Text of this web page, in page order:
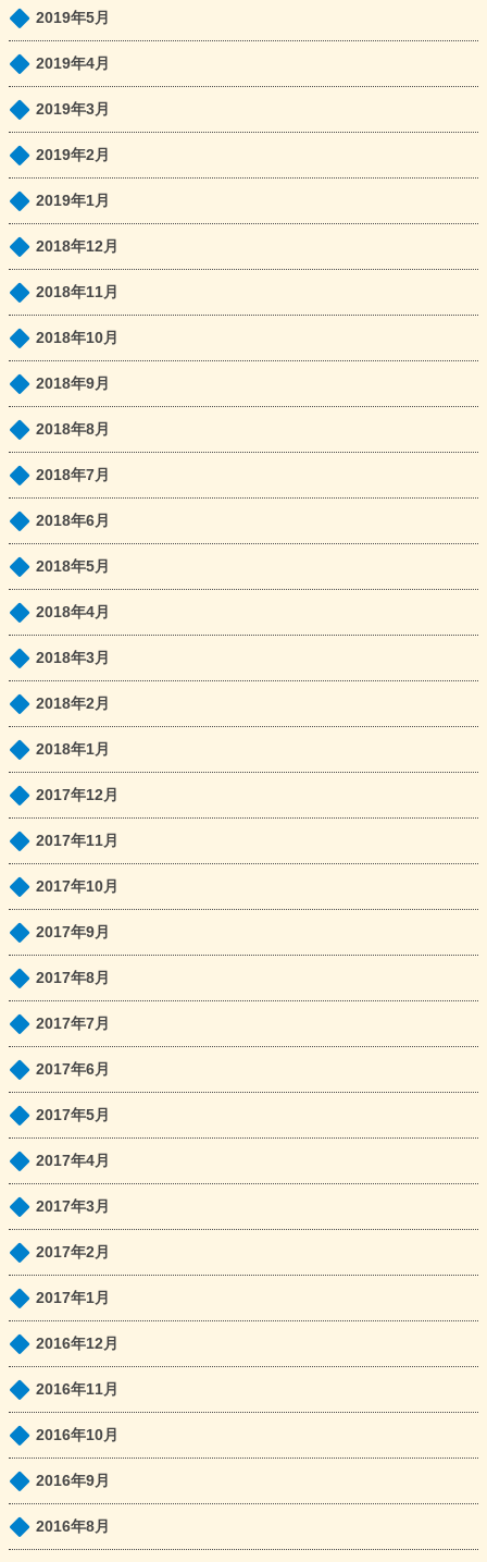
2019年5月
2019年4月
2019年3月
2019年2月
2019年1月
2018年12月
2018年11月
2018年10月
2018年9月
2018年8月
2018年7月
2018年6月
2018年5月
2018年4月
2018年3月
2018年2月
2018年1月
2017年12月
2017年11月
2017年10月
2017年9月
2017年8月
2017年7月
2017年6月
2017年5月
2017年4月
2017年3月
2017年2月
2017年1月
2016年12月
2016年11月
2016年10月
2016年9月
2016年8月